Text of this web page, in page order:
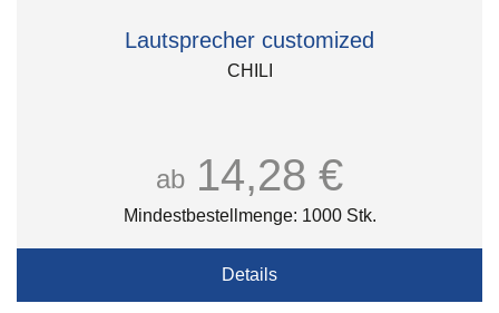
Lautsprecher customized
CHILI
ab 14,28 €
Mindestbestellmenge: 1000 Stk.
Details